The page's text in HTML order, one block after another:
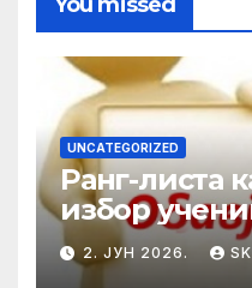
UNCATEGORIZED
Ранг-листа
избор
школској
2. ЈУН 2026.